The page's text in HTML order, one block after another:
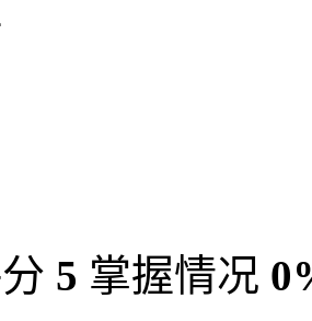
5 掌握情况